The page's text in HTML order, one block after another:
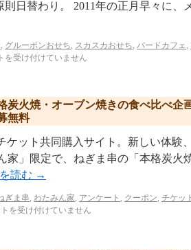
日替わり。 2011年の正月早々に、
, グルーポンおせち, スカスカおせち, バードカフェ ,
を受け付けていません
炭火焼・オーブン焼きの食べ比べ企
無料
ケット共同購入サイト。新しい体験
」限定で、ねぎま串の「本格炭火
読む →
ぎま串, わたみん家, アンケート , クーポン, チケッ
を受け付けていません